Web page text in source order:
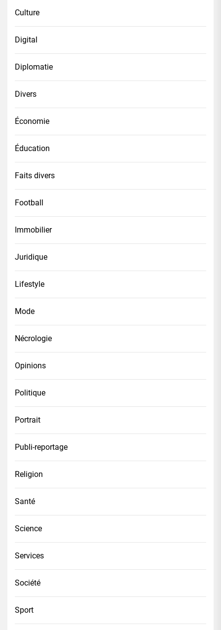
Culture
Digital
Diplomatie
Divers
Économie
Éducation
Faits divers
Football
Immobilier
Juridique
Lifestyle
Mode
Nécrologie
Opinions
Politique
Portrait
Publi-reportage
Religion
Santé
Science
Services
Société
Sport